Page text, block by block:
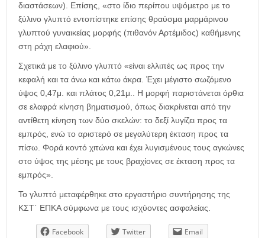
διαστάσεων). Επίσης, «στο ίδιο περίπου υψόμετρο με το
ξύλινο γλυπτό εντοπίστηκε επίσης θραύσμα μαρμάρινου
γλυπτού γυναικείας μορφής (πιθανόν Αρτέμιδος) καθήμενης
στη ράχη ελαφιού».
Σχετικά με το ξύλινο γλυπτό «είναι ελλιπές ως προς την
κεφαλή και τα άνω και κάτω άκρα. Έχει μέγιστο σωζόμενο
ύψος 0,47μ. και πλάτος 0,21μ.. Η μορφή παριστάνεται όρθια
σε ελαφρά κίνηση βηματισμού, όπως διακρίνεται από την
αντίθετη κίνηση των δύο σκελών: το δεξί λυγίζει προς τα
εμπρός, ενώ το αριστερό σε μεγαλύτερη έκταση προς τα
πίσω. Φορά κοντό χιτώνα και έχει λυγισμένους τους αγκώνες
στο ύψος της μέσης με τους βραχίονες σε έκταση προς τα
εμπρός».
Το γλυπτό μεταφέρθηκε στο εργαστήριο συντήρησης της
ΚΣΤ΄ ΕΠΚΑ σύμφωνα με τους ισχύοντες ασφαλείας.
Facebook Twitter Email